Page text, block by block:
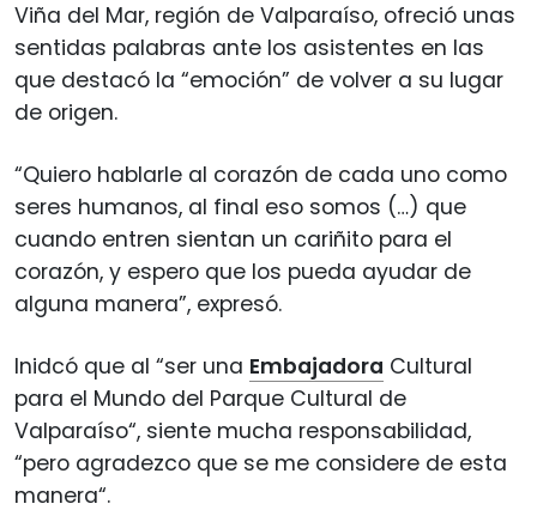
Viña del Mar, región de Valparaíso, ofreció unas
sentidas palabras ante los asistentes en las
que destacó la “emoción” de volver a su lugar
de origen.
“Quiero hablarle al corazón de cada uno como
seres humanos, al final eso somos (…) que
cuando entren sientan un cariñito para el
corazón, y espero que los pueda ayudar de
alguna manera”, expresó.
Inidcó que al “ser una Embajadora Cultural
para el Mundo del Parque Cultural de
Valparaíso“, siente mucha responsabilidad,
“pero agradezco que se me considere de esta
manera“.